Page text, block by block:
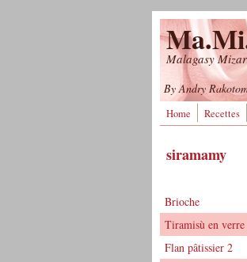
Malagasy
By Andry
Home Recettes
siramamy
Brioche
Tiramisù en verre
Flan pâtissier 2